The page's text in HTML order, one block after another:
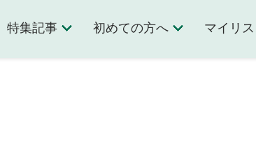
特集記事 初めての方へ マイリ